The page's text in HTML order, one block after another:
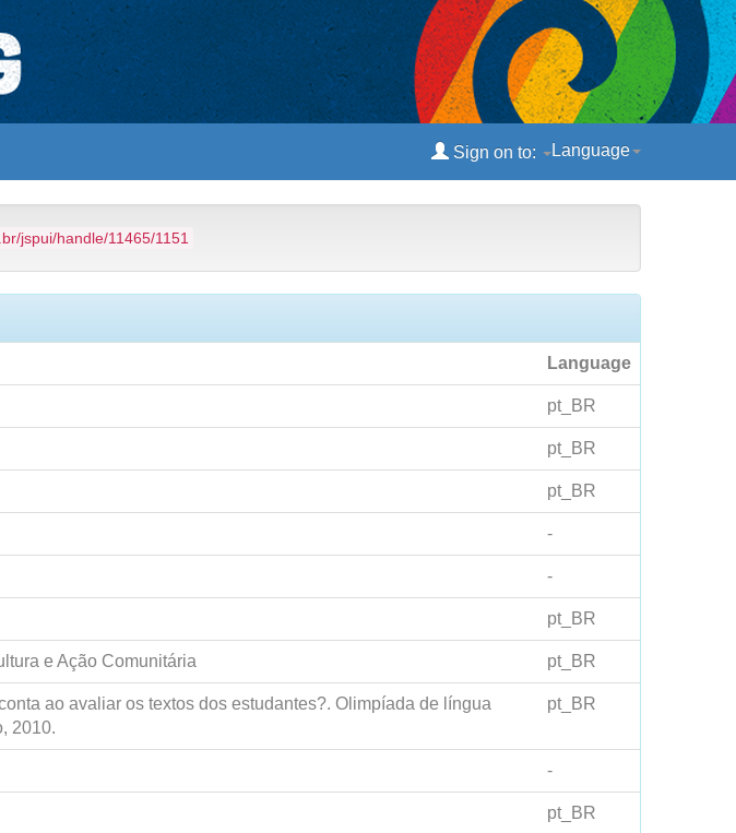
Language
Sign on to:
jspui/handle/11465/1151
Language
pt_BR
pt_BR
pt_BR
-
-
pt_BR
e Ação Comunitária pt_BR
ao avaliar os textos dos estudantes?. Olimpíada de língua
2010.
pt_BR
-
pt_BR